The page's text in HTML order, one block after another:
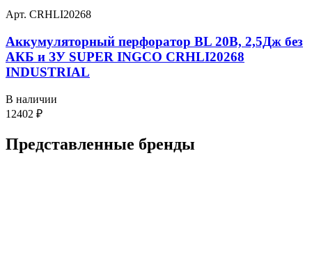
Арт. CRHLI20268
Аккумуляторный перфоратор BL 20В, 2,5Дж без
АКБ и ЗУ SUPER INGCO CRHLI20268
INDUSTRIAL
В наличии
12402 ₽
Представленные бренды